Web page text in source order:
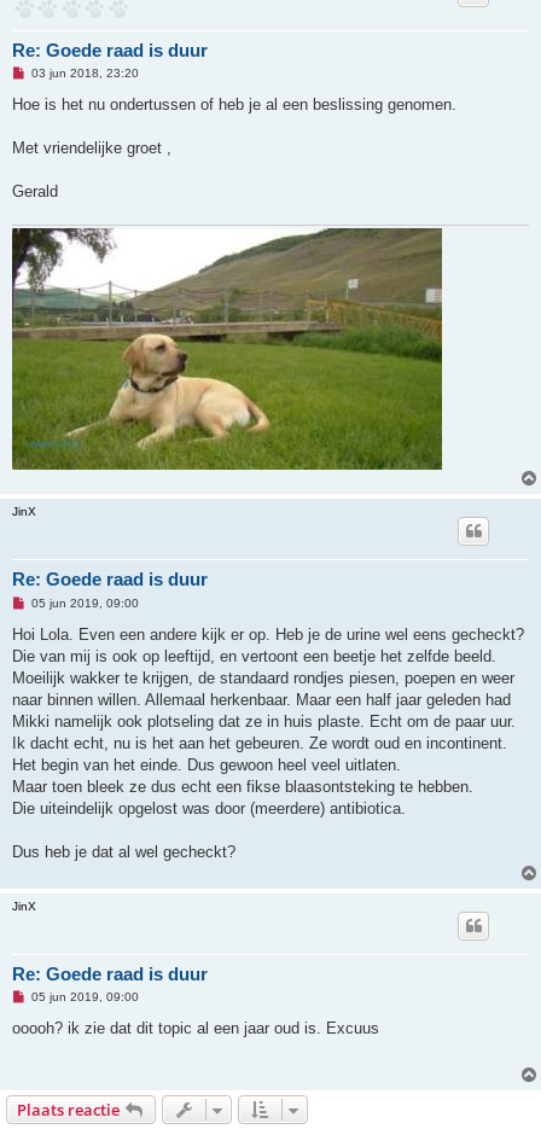
Re: Goede raad is duur
O
g
e
n
r
i
c
h
t
03 jun 2018, 23:20
Hoe is het nu ondertussen of heb je al een beslissing genomen.
Met vriendelijke groet ,
Gerald
JinX
Re: Goede raad is duur
O
g
l
e
e
n
e
r
c
h
05 jun 2019, 09:00
Hoi Lola. Even een andere kijk er op. Heb je de urine wel eens gecheckt?
Die van mij is ook op leeftijd, en vertoont een beetje het zelfde beeld.
Moeilijk wakker te krijgen, de standaard rondjes piesen, poepen en weer
naar binnen willen. Allemaal herkenbaar. Maar een half jaar geleden had
Mikki namelijk ook plotseling dat ze in huis plaste. Echt om de paar uur.
Ik dacht echt, nu is het aan het gebeuren. Ze wordt oud en incontinent.
Het begin van het einde. Dus gewoon heel veel uitlaten.
Maar toen bleek ze dus echt een fikse blaasontsteking te hebben.
Die uiteindelijk opgelost was door (meerdere) antibiotica.
Dus heb je dat al wel gecheckt?
JinX
Re: Goede raad is duur
O
g
e
n
b
05 jun 2019, 09:00
ooooh? ik zie dat dit topic al een jaar oud is. Excuus
Plaats reactie